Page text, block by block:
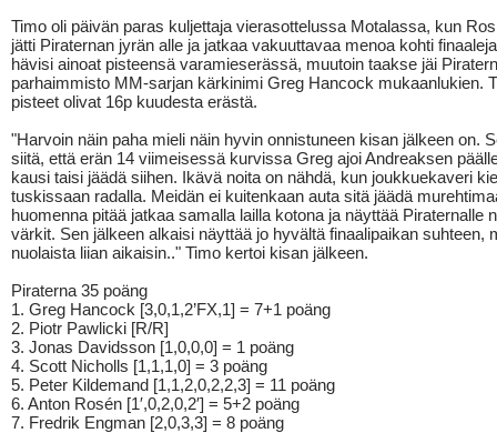
Timo oli päivän paras kuljettaja vierasottelussa Motalassa, kun
jätti Piraternan jyrän alle ja jatkaa vakuuttavaa menoa kohti
hävisi ainoat pisteensä varamieserässä, muutoin taakse jäi
parhaimmisto MM-sarjan kärkinimi Greg Hancock mukaanlukien.
pisteet olivat 16p kuudesta erästä.
"Harvoin näin paha mieli näin hyvin onnistuneen kisan jälkeen on.
siitä, että erän 14 viimeisessä kurvissa Greg ajoi Andreaksen
kausi taisi jäädä siihen. Ikävä noita on nähdä, kun joukkuekaveri
tuskissaan radalla. Meidän ei kuitenkaan auta sitä jäädä
huomenna pitää jatkaa samalla lailla kotona ja näyttää Piraternalle
värkit. Sen jälkeen alkaisi näyttää jo hyvältä finaalipaikan suhteen,
nuolaista liian aikaisin.." Timo kertoi kisan jälkeen.
Piraterna 35 poäng
1. Greg Hancock [3,0,1,2’FX,1] = 7+1 poäng
2. Piotr Pawlicki [R/R]
3. Jonas Davidsson [1,0,0,0] = 1 poäng
4. Scott Nicholls [1,1,1,0] = 3 poäng
5. Peter Kildemand [1,1,2,0,2,2,3] = 11 poäng
6. Anton Rosén [1′,0,2,0,2′] = 5+2 poäng
7. Fredrik Engman [2,0,3,3] = 8 poäng